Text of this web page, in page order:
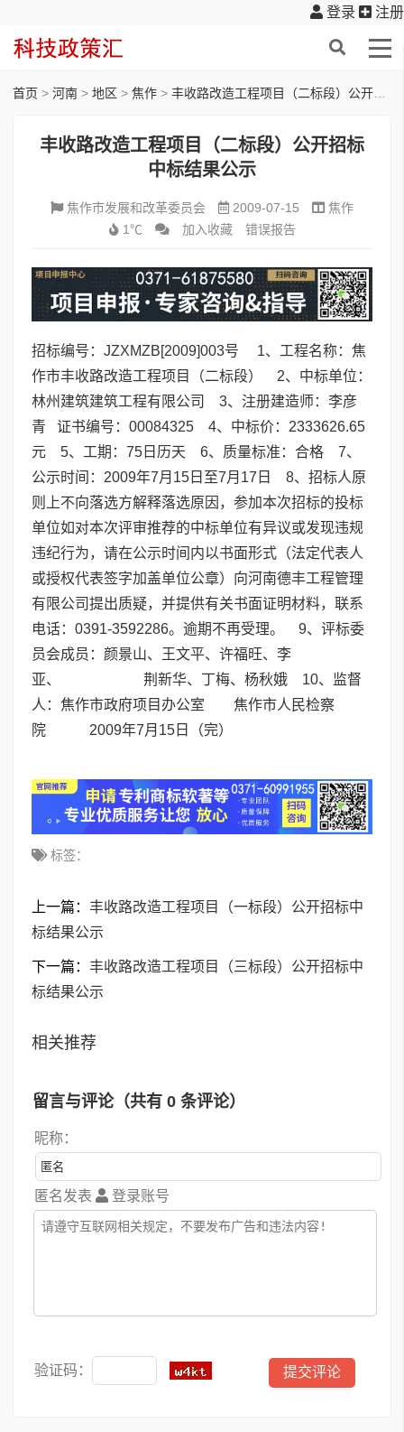
登录 注册
首页 > 河南 > 地区 > 焦作 > 丰收路改造工程项目（二标段）公开招标中标结果公示
丰收路改造工程项目（二标段）公开招标
中标结果公示
焦作市发展和改革委员会 2009-07-15
焦作
1℃
加入收藏 错误报告
招标编号：JZXMZB[2009]003号 1、工程名称：焦
作市丰收路改造工程项目（二标段） 2、中标单位：
林州建筑建筑工程有限公司 3、注册建造师：李彦
青 证书编号：00084325 4、中标价：2333626.65
元 5、工期：75日历天 6、质量标准：合格 7、
公示时间：2009年7月15日至7月17日 8、招标人原
则上不向落选方解释落选原因，参加本次招标的投标
单位如对本次评审推荐的中标单位有异议或发现违规
违纪行为，请在公示时间内以书面形式（法定代表人
或授权代表签字加盖单位公章）向河南德丰工程管理
有限公司提出质疑，并提供有关书面证明材料，联系
电话：0391-3592286。逾期不再受理。 9、评标委
员会成员：颜景山、王文平、许福旺、李
亚、 荆新华、丁梅、杨秋娥 10、监督
人：焦作市政府项目办公室 焦作市人民检察
院 2009年7月15日（完）
标签：
上一篇： 丰收路改造工程项目（一标段）公开招标中
标结果公示
下一篇： 丰收路改造工程项目（三标段）公开招标中
标结果公示
相关推荐
留言与评论（共有 0 条评论）
昵称：
匿名发表 登录账号
验证码：